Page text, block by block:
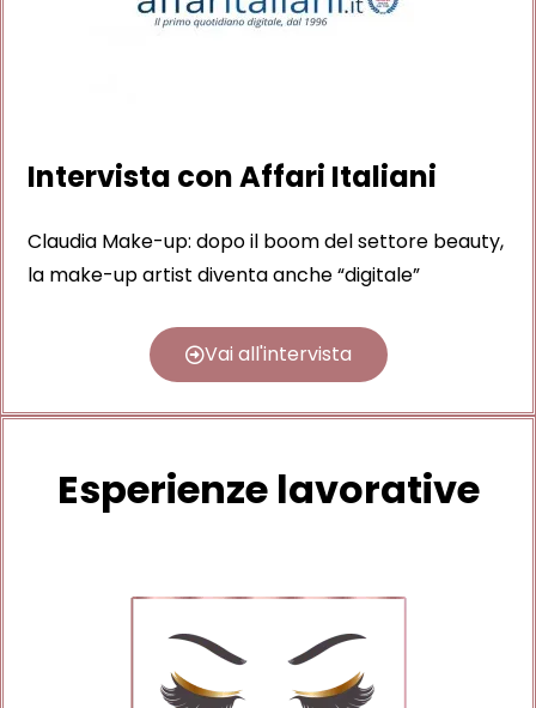
Intervista con Affari Italiani
Claudia Make-up: dopo il boom del settore beauty,
la make-up artist diventa anche “digitale”
Vai all'intervista
Esperienze lavorative